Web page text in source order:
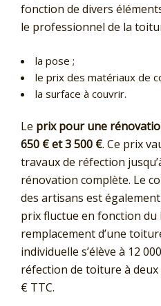
fonction de divers
le professionnel de la
la pose ;
le prix des matériaux de
la surface à couvrir.
Le prix pour une
650 € et 3 500 €. Ce prix
travaux de réfection
rénovation complète. Le
des artisans est
prix fluctue en fonction du
remplacement d’une
individuelle s’élève à 12
réfection de toiture à deux
€ TTC.